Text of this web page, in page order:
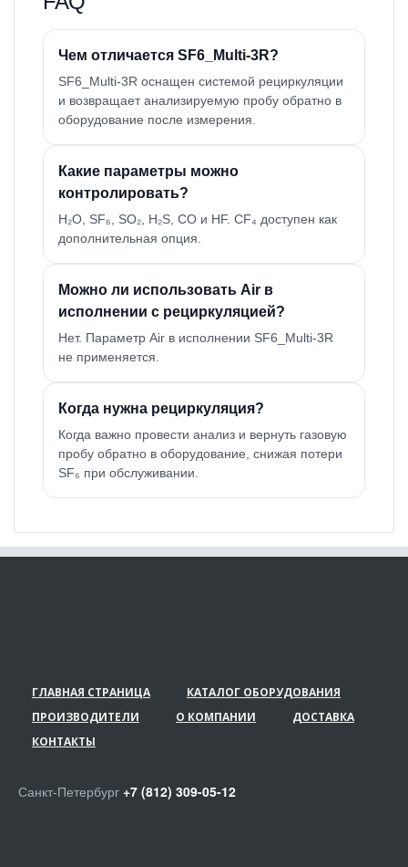
Чем отличается SF6_Multi-3R?
SF6_Multi-3R оснащен системой рециркуляции
и возвращает анализируемую пробу обратно в
оборудование после измерения.
Какие параметры можно
контролировать?
H₂O, SF₆, SO₂, H₂S, CO и HF. CF₄ доступен как
дополнительная опция.
Можно ли использовать Air в
исполнении с рециркуляцией?
Нет. Параметр Air в исполнении SF6_Multi-3R
не применяется.
Когда нужна рециркуляция?
Когда важно провести анализ и вернуть газовую
пробу обратно в оборудование, снижая потери
SF₆ при обслуживании.
ГЛАВНАЯ СТРАНИЦА
КАТАЛОГ ОБОРУДОВАНИЯ
ПРОИЗВОДИТЕЛИ
О КОМПАНИИ
ДОСТАВКА
КОНТАКТЫ
Санкт-Петербург +7 (812) 309-05-12